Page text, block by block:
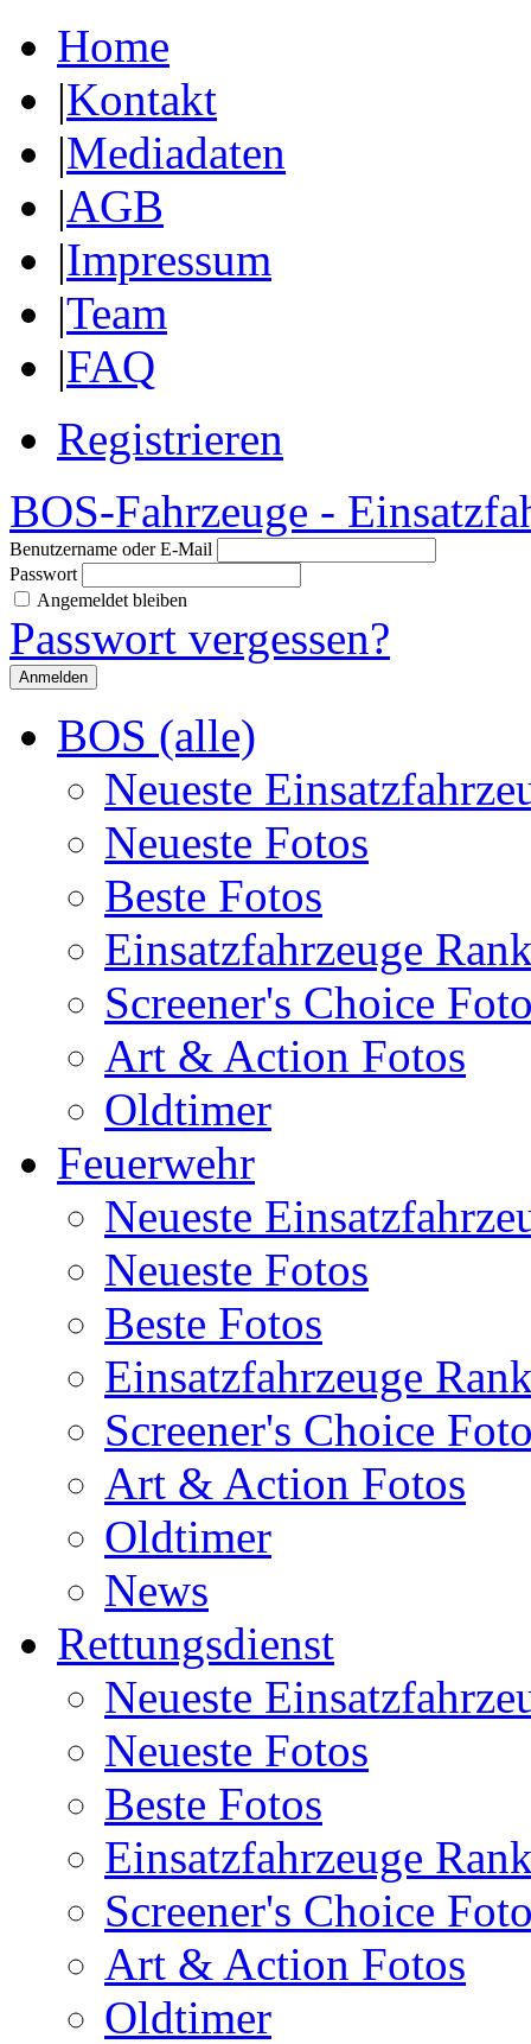
Home
|Kontakt
|Mediadaten
|AGB
|Impressum
|Team
|FAQ
Registrieren
BOS-Fahrzeuge -
Benutzername oder E-Mail
Passwort
Angemeldet bleiben
Passwort vergessen?
BOS (alle)
Neueste
Neueste Fotos
Beste Fotos
Einsatzfahrzeuge
Screener's Choice
Art & Action Fotos
Oldtimer
Feuerwehr
Neueste
Neueste Fotos
Beste Fotos
Einsatzfahrzeuge
Screener's Choice
Art & Action Fotos
Oldtimer
News
Rettungsdienst
Neueste
Neueste Fotos
Beste Fotos
Einsatzfahrzeuge
Screener's Choice
Art & Action Fotos
Oldtimer